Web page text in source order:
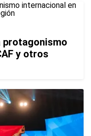
protagonismo
y otros